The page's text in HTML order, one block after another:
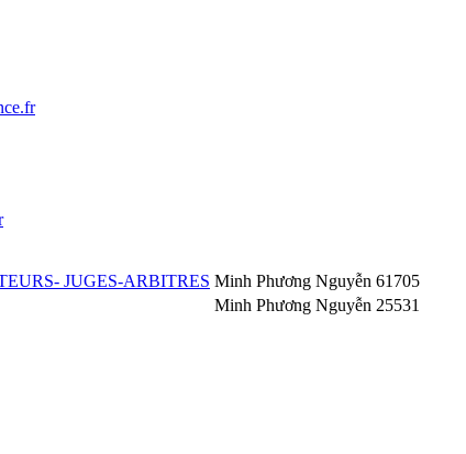
JUGES-ARBITRES Minh Phương Nguyễn 61705
Minh Phương Nguyễn 25531